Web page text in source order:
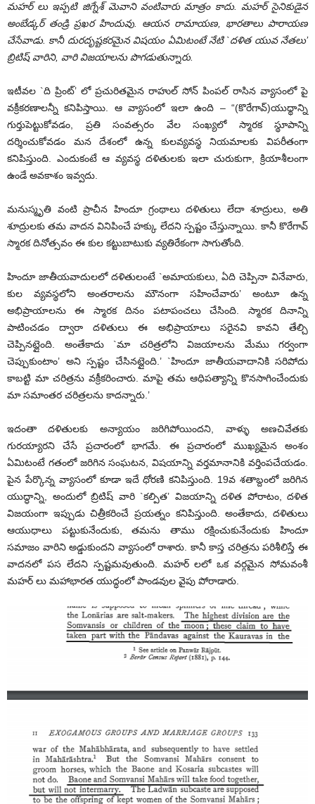
మహర్ లు ఇప్పటి జిగ్నేశ్ మెవాని వంటివారు మాత్రం కాదు. మహర్ సైనికుడైన
అంబేడ్కర్ తండ్రి ప్రఖర హిందువు. ఆయన రామాయణ, భారతాలు పారాయణ
చేసేవాడు. కానీ దురదృష్టకరమైన విషయం ఏమిటంటే నేటి `దళిత యువ నేతలు’
బ్రిటిష్ వారిని, వారి విజయాలను పొగడుతున్నారు.
ఇటీవల `ది ప్రింట్’ లో ప్రచురితమైన రాహుల్ సోన్ పింపల్ రాసిన వ్యాసంలో పై
వక్రీకరణాలన్నీ కనిపిస్తాయి. ఆ వ్యాసంలో ఇలా ఉంది – “(కొరేగావ్)యుధ్ధాన్ని
గుర్తుపెట్టుకోవడం, ప్రతి సంవత్సరం వేల సంఖ్యలో స్మారక స్థూపాన్ని
దర్శించుకోవడం మన దేశంలో ఉన్న కులవ్యవస్థ నియమాలకు విపరీతంగా
కనిపిస్తుంది. ఎందుకంటే ఆ వ్యవస్థ దళితులకు ఇలా చురుకుగా, క్రియాశీలంగా
ఉండే అవకాశం ఇవ్వదు.
మనుస్మృతి వంటి ప్రాచీన హిందూ గ్రంథాలు దళితులు లేదా శూద్రులు, అతి
శూద్రులకు తమ వాదన వినిపించే హక్కు లేదని స్పష్టం చేస్తున్నాయి. కానీ కొరేగావ్
స్మారక దినోత్సవం ఈ కుల కట్టుబాటుకు వ్యతిరేకంగా సాగుతోంది.
హిందూ జాతీయవాదులలో దళితులంటే `అమాయకులు, ఏది చెప్పినా వినేవారు,
కుల వ్యవస్థలోని అంతరాలను మౌనంగా సహించేవారు’ అంటూ ఉన్న
అభిప్రాయాలను ఈ స్మారక దినం పటాపంచలు చేసింది. స్మారక దినాన్ని
పాటించడం ద్వారా దళితులు ఈ అభిప్రాయాలు సరైనవి కావని తేల్చి
చెప్పినట్లైంది. అంతేకాదు `మా చరిత్రలోని విజయాలను మేము గర్వంగా
చెప్పుకుంటాం’ అని స్పష్టం చేసినట్లైంది.’ `హిందూ జాతీయవాదానికి సరిపోదు
కాబట్టి మా చరిత్రను వక్రీకరించారు. మాపై తమ ఆధిపత్యాన్ని కొనసాగించేందుకు
మా సమాంతర చరిత్రలను కాదన్నారు.’
ఇదంతా దళితులకు అన్యాయం జరిగిపోయిందని, వాళ్ళు అణచివేతకు
గురయ్యారని చేసే ప్రచారంలో భాగమే. ఈ ప్రచారంలో ముఖ్యమైన అంశం
ఏమిటంటే గతంలో జరిగిన సంఘటన, విషయాన్ని వర్తమానానికి వర్తింపచేయడం.
పైన పేర్కొన్న వ్యాసంలో కూడా ఇదే ధోరణి కనిపిస్తుంది. 19వ శతాబ్దంలో జరిగిన
యుద్ధాన్ని, అందులో బ్రిటిష్ వారి `కల్పిత’ విజయాన్ని దళిత పోరాటం, దళిత
విజయంగా ఇప్పుడు చిత్రీకరించే ప్రయత్నం కనిపిస్తుంది. అంతేకాదు, దళితులు
ఆయుధాలు పట్టుకునేందుకు, తమను తాము రక్షించుకునేందుకు హిందూ
సమాజం వారిని అడ్డుకుందని వ్యాసంలో రాశారు. కానీ కాస్త చరిత్రను పరిశీలిస్తే ఈ
వాదనలో పస లేదని స్పష్టమవుతుంది. మహర్ లలో ఒక వర్గమైన సోమవంశీ
మహర్ లు మహాభారత యుద్ధంలో పాండవుల వైపు పోరాడారు.